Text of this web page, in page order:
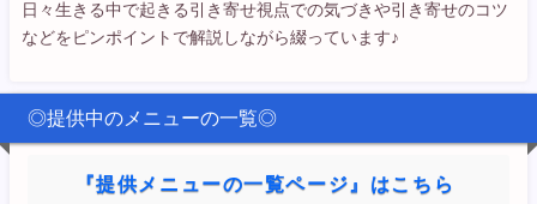
日々生きる中で起きる引き寄せ視点での気づきや引き寄せのコツ
などをピンポイントで解説しながら綴っています♪
◎提供中のメニューの一覧◎
『提供メニューの一覧ページ』はこちら